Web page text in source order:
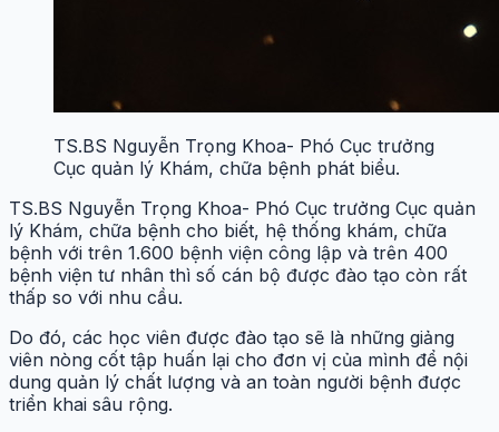
TS.BS Nguyễn Trọng Khoa- Phó Cục trưởng
Cục quản lý Khám, chữa bệnh phát biểu.
TS.BS Nguyễn Trọng Khoa- Phó Cục trưởng Cục quản
lý Khám, chữa bệnh cho biết, hệ thống khám, chữa
bệnh với trên 1.600 bệnh viện công lập và trên 400
bệnh viện tư nhân thì số cán bộ được đào tạo còn rất
thấp so với nhu cầu.
Do đó, các học viên được đào tạo sẽ là những giảng
viên nòng cốt tập huấn lại cho đơn vị của mình để nội
dung quản lý chất lượng và an toàn người bệnh được
triển khai sâu rộng.